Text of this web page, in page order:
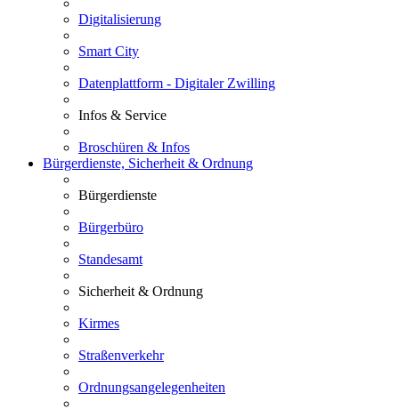
Digitalisierung
Smart City
Datenplattform - Digitaler Zwilling
Infos & Service
Broschüren & Infos
Bürgerdienste, Sicherheit & Ordnung
Bürgerdienste
Bürgerbüro
Standesamt
Sicherheit & Ordnung
Kirmes
Straßenverkehr
Ordnungsangelegenheiten